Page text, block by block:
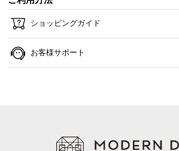
ショッピングガイド
お客様サポート